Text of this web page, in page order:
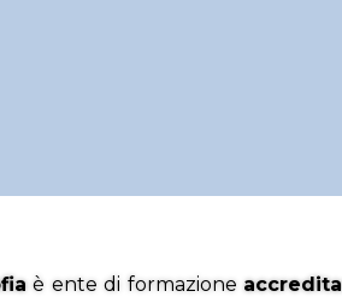
è ente di formazione